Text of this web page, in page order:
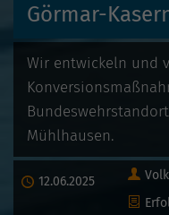
Görmar-
Wir entwickeln und
Mühlhausen.
Publiziert
12.06.2025